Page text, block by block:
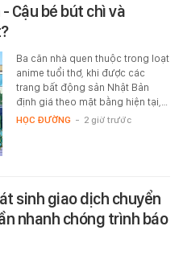
Cậu bé bút chì và
Ba căn nhà quen thuộc trong loạt
anime tuổi thơ, khi được các
trang bất động sản Nhật Bản
định giá theo mặt bằng hiện tại,…
HỌC ĐƯỜNG - 2 giờ trước
sinh giao dịch chuyển
nhanh chóng trình báo